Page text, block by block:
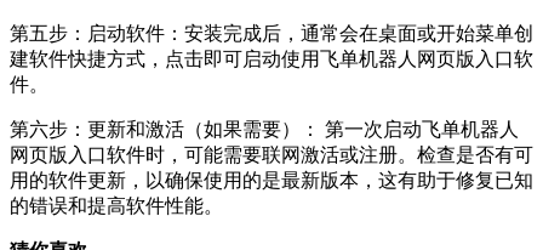
第五步：启动软件：安装完成后，通常会在桌面或开始菜单创
建软件快捷方式，点击即可启动使用飞单机器人网页版入口软
件。
第六步：更新和激活（如果需要）： 第一次启动飞单机器人
网页版入口软件时，可能需要联网激活或注册。检查是否有可
用的软件更新，以确保使用的是最新版本，这有助于修复已知
的错误和提高软件性能。